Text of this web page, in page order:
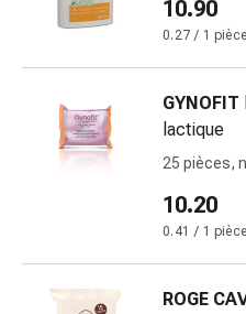
pour
fermeture
adhésifs
Pommade
10.90
0.27 / 1 pièce
GYNOFIT
lactique
25 pièces,
10.20
0.41 / 1 pièce
ROGE